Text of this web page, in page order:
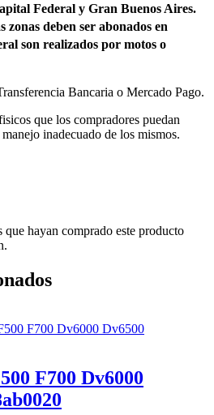
Federal y Gran Buenos Aires.
zonas deben ser abonados en
son realizados por motos o
Bancaria o Mercado Pago.
que los compradores puedan
inadecuado de los mismos.
que hayan comprado este producto
F700 Dv6000